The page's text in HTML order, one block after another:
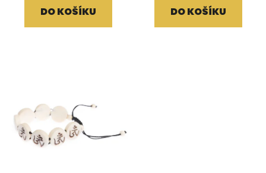
DO KOŠÍKU DO KOŠÍKU